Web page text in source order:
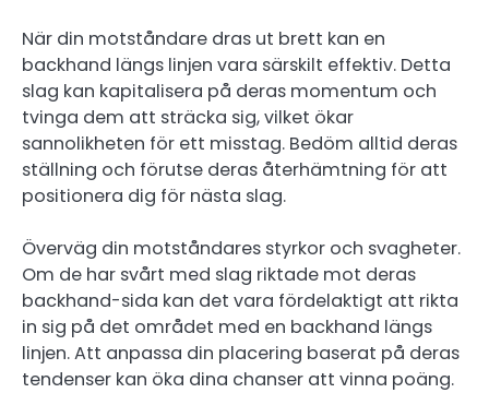
När din motståndare dras ut brett kan en
backhand längs linjen vara särskilt effektiv. Detta
slag kan kapitalisera på deras momentum och
tvinga dem att sträcka sig, vilket ökar
sannolikheten för ett misstag. Bedöm alltid deras
ställning och förutse deras återhämtning för att
positionera dig för nästa slag.
Överväg din motståndares styrkor och svagheter.
Om de har svårt med slag riktade mot deras
backhand-sida kan det vara fördelaktigt att rikta
in sig på det området med en backhand längs
linjen. Att anpassa din placering baserat på deras
tendenser kan öka dina chanser att vinna poäng.